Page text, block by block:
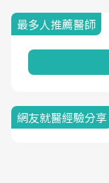
最多人推薦醫師
網友就醫經驗分享